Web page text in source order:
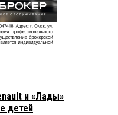
и «Лады»
детей